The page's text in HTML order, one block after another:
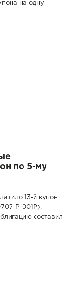
на одну
по 5-му
13-й купон
P-001P).
составил